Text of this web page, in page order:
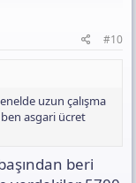
#10
uzun çalışma
asgari ücret
beri